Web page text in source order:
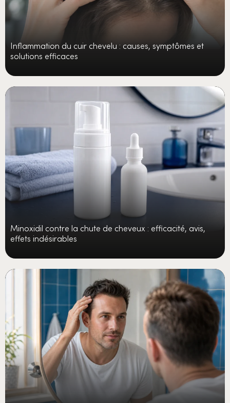
Inflammation du cuir chevelu : causes, symptômes et
solutions efficaces
Minoxidil contre la chute de cheveux : efficacité, avis,
effets indésirables